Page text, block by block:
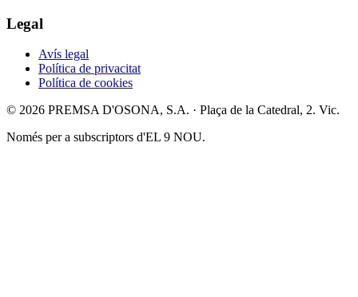
Legal
Avís legal
Política de privacitat
Política de cookies
© 2026 PREMSA D'OSONA, S.A. · Plaça de la Catedral, 2. Vic.
Només per a subscriptors d'EL 9 NOU.